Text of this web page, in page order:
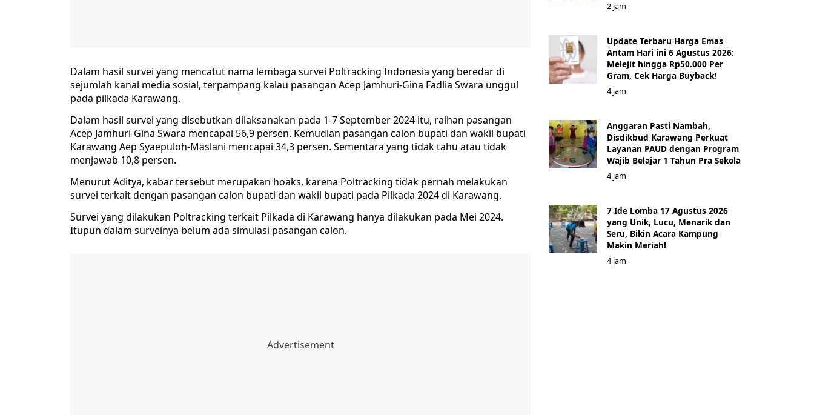
Dalam hasil survei yang mencatut nama lembaga survei Poltracking Indonesia yang beredar di
sejumlah kanal media sosial, terpampang kalau pasangan Acep Jamhuri-Gina Fadlia Swara unggul
pada pilkada Karawang.
Dalam hasil survei yang disebutkan dilaksanakan pada 1-7 September 2024 itu, raihan pasangan
Acep Jamhuri-Gina Swara mencapai 56,9 persen. Kemudian pasangan calon bupati dan wakil bupati
Karawang Aep Syaepuloh-Maslani mencapai 34,3 persen. Sementara yang tidak tahu atau tidak
menjawab 10,8 persen.
Menurut Aditya, kabar tersebut merupakan hoaks, karena Poltracking tidak pernah melakukan
survei terkait dengan pasangan calon bupati dan wakil bupati pada Pilkada 2024 di Karawang.
Survei yang dilakukan Poltracking terkait Pilkada di Karawang hanya dilakukan pada Mei 2024.
Itupun dalam surveinya belum ada simulasi pasangan calon.
2 jam
Update Terbaru Harga Emas
Antam Hari ini 6 Agustus 2026:
Melejit hingga Rp50.000 Per
Gram, Cek Harga Buyback!
4 jam
Anggaran Pasti Nambah,
Disdikbud Karawang Perkuat
Layanan PAUD dengan Program
Wajib Belajar 1 Tahun Pra Sekola
4 jam
7 Ide Lomba 17 Agustus 2026
yang Unik, Lucu, Menarik dan
Seru, Bikin Acara Kampung
Makin Meriah!
4 jam